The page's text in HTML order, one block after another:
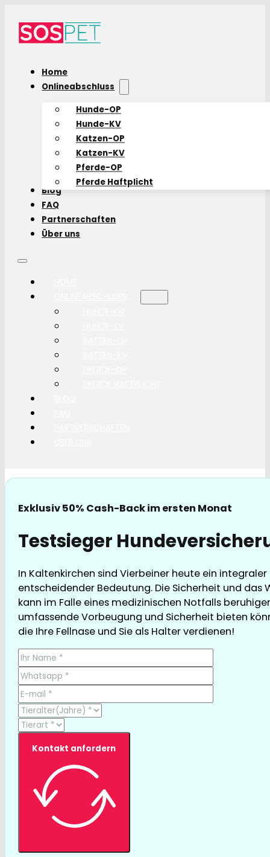
Home
Onlineabschluss
Hunde-OP
Hunde-KV
Katzen-OP
Katzen-KV
Pferde-OP
Pferde Haftplicht
Blog
FAQ
Partnerschaften
Über uns
Exklusiv 50% Cash-Back im ersten Monat
Testsieger
In Kaltenkirchen sind Vierbeiner heute ein
entscheidender Bedeutung. Die Sicherheit und das
kann im Falle eines medizinischen Notfalls
umfassende Vorbeugung und Sicherheit bieten
die Ihre Fellnase und Sie als Halter verdienen!
Kontakt anfordern